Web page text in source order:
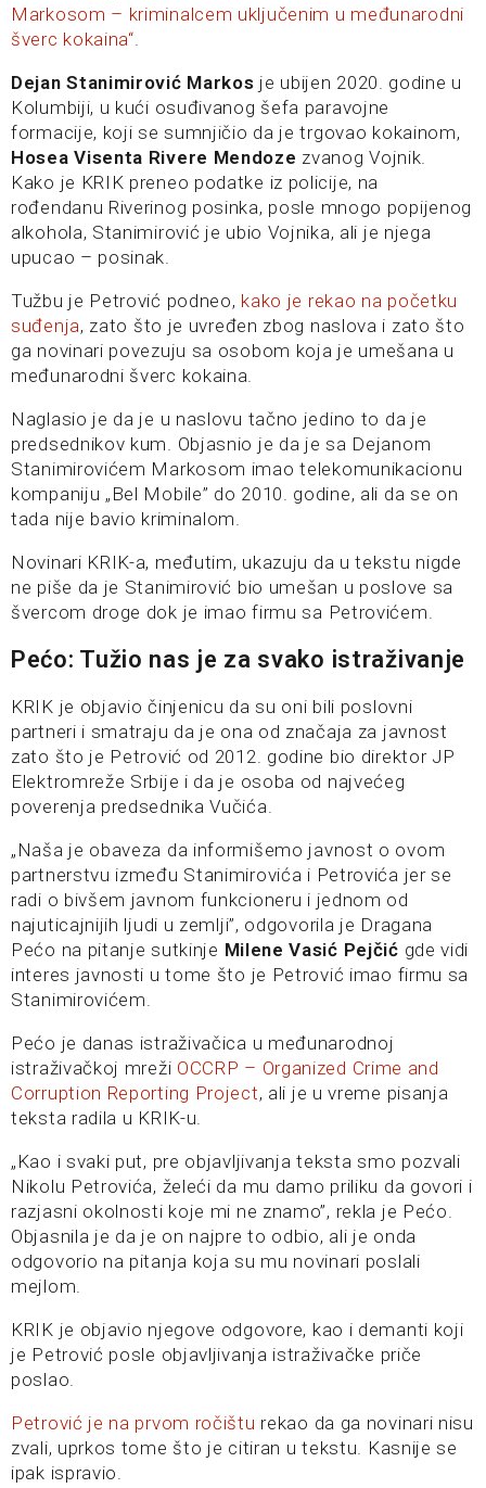
Markosom – kriminalcem uključenim u međunarodni
šverc kokaina“.
Dejan Stanimirović Markos je ubijen 2020. godine u
Kolumbiji, u kući osuđivanog šefa paravojne
formacije, koji se sumnjičio da je trgovao kokainom,
Hosea Visenta Rivere Mendoze zvanog Vojnik.
Kako je KRIK preneo podatke iz policije, na
rođendanu Riverinog posinka, posle mnogo popijenog
alkohola, Stanimirović je ubio Vojnika, ali je njega
upucao – posinak.
Tužbu je Petrović podneo, kako je rekao na početku
suđenja, zato što je uvređen zbog naslova i zato što
ga novinari povezuju sa osobom koja je umešana u
međunarodni šverc kokaina.
Naglasio je da je u naslovu tačno jedino to da je
predsednikov kum. Objasnio je da je sa Dejanom
Stanimirovićem Markosom imao telekomunikacionu
kompaniju „Bel Mobile” do 2010. godine, ali da se on
tada nije bavio kriminalom.
Novinari KRIK-a, međutim, ukazuju da u tekstu nigde
ne piše da je Stanimirović bio umešan u poslove sa
švercom droge dok je imao firmu sa Petrovićem.
Pećo: Tužio nas je za svako istraživanje
KRIK je objavio činjenicu da su oni bili poslovni
partneri i smatraju da je ona od značaja za javnost
zato što je Petrović od 2012. godine bio direktor JP
Elektromreže Srbije i da je osoba od najvećeg
poverenja predsednika Vučića.
„Naša je obaveza da informišemo javnost o ovom
partnerstvu između Stanimirovića i Petrovića jer se
radi o bivšem javnom funkcioneru i jednom od
najuticajnijih ljudi u zemlji”, odgovorila je Dragana
Pećo na pitanje sutkinje Milene Vasić Pejčić gde vidi
interes javnosti u tome što je Petrović imao firmu sa
Stanimirovićem.
Pećo je danas istraživačica u međunarodnoj
istraživačkoj mreži OCCRP – Organized Crime and
Corruption Reporting Project, ali je u vreme pisanja
teksta radila u KRIK-u.
„Kao i svaki put, pre objavljivanja teksta smo pozvali
Nikolu Petrovića, želeći da mu damo priliku da govori i
razjasni okolnosti koje mi ne znamo”, rekla je Pećo.
Objasnila je da je on najpre to odbio, ali je onda
odgovorio na pitanja koja su mu novinari poslali
mejlom.
KRIK je objavio njegove odgovore, kao i demanti koji
je Petrović posle objavljivanja istraživačke priče
poslao.
Petrović je na prvom ročištu rekao da ga novinari nisu
zvali, uprkos tome što je citiran u tekstu. Kasnije se
ipak ispravio.